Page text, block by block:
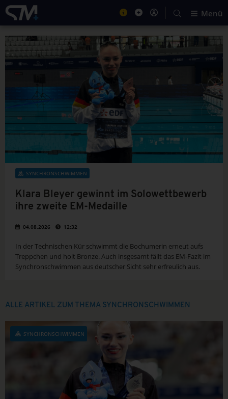
Menü
SYNCHRONSCHWIMMEN
Klara Bleyer gewinnt im Solowettbewerb
ihre zweite EM-Medaille
04.08.2026 12:32
In der Technischen Kür schwimmt die Bochumerin erneut aufs
Treppchen und holt Bronze. Auch insgesamt fällt das EM-Fazit im
Synchronschwimmen aus deutscher Sicht sehr erfreulich aus.
ALLE ARTIKEL ZUM THEMA SYNCHRONSCHWIMMEN
SYNCHRONSCHWIMMEN